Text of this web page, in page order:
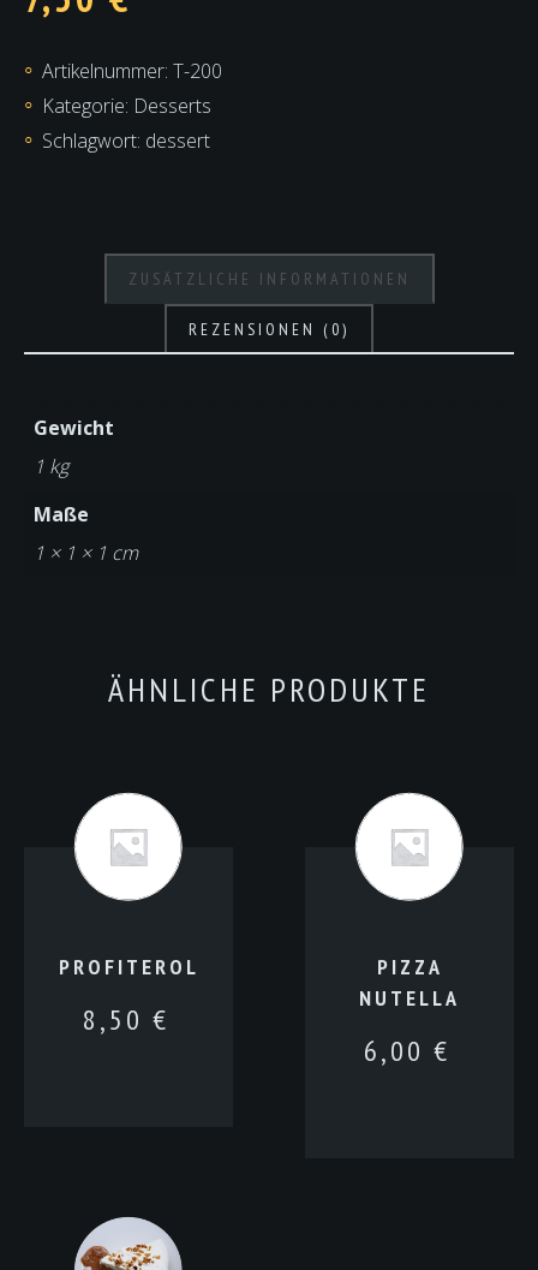
Artikelnummer: T-200
Kategorie: Desserts
Schlagwort: dessert
ZUSÄTZLICHE INFORMATIONEN
REZENSIONEN (0)
Gewicht
1 kg
Maße
1 × 1 × 1 cm
ÄHNLICHE PRODUKTE
PROFITEROL
8,50 €
PIZZA
NUTELLA
6,00 €